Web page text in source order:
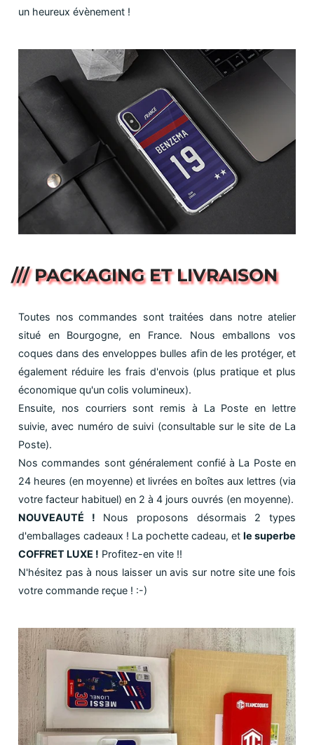
un heureux évènement !
/// PACKAGING ET LIVRAISON
Toutes nos commandes sont traitées dans notre atelier
situé en Bourgogne, en France. Nous emballons vos
coques dans des enveloppes bulles afin de les protéger, et
également réduire les frais d'envois (plus pratique et plus
économique qu'un colis volumineux).
Ensuite, nos courriers sont remis à La Poste en lettre
suivie, avec numéro de suivi (consultable sur le site de La
Poste).
Nos commandes sont généralement confié à La Poste en
24 heures (en moyenne) et livrées en boîtes aux lettres (via
votre facteur habituel) en 2 à 4 jours ouvrés (en moyenne).
NOUVEAUTÉ ! Nous proposons désormais 2 types
d'emballages cadeaux ! La pochette cadeau, et le superbe
COFFRET LUXE ! Profitez-en vite !!
N'hésitez pas à nous laisser un avis sur notre site une fois
votre commande reçue ! :-)